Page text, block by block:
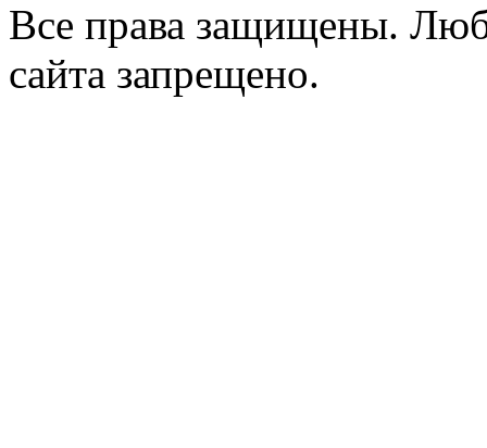
Все права защищены.
сайта запрещено.